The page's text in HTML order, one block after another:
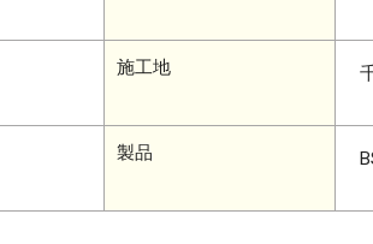
施工地
製品